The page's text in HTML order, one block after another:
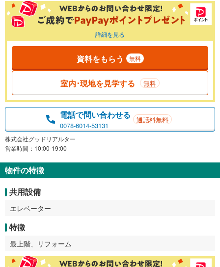
詳細を見る
資料をもらう 無料
室内･現地を見学する 無料
電話で問い合わせる
0078-6014-53131
通話料無料
株式会社グッドリアルター
営業時間：10:00-19:00
物件の特徴
共用設備
エレベーター
特徴
最上階、リフォーム